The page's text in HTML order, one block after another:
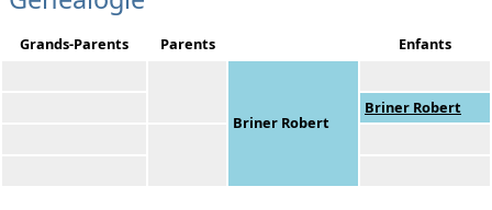
Grands-Parents Parents Enfants
Briner Robert
Briner Robert